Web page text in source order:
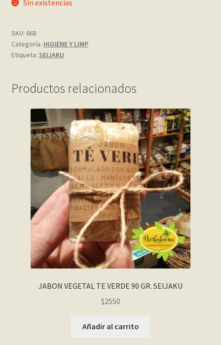
Página de ejemplo
Tienda
Wishlist
Sin existencias
SKU: 668
Categoría: HIGIENE Y LIMP
Etiqueta: SEIJAKU
Productos relacionados
JABON VEGETAL TE VERDE 90 GR. SEIJAKU
$2550
Añadir al carrito